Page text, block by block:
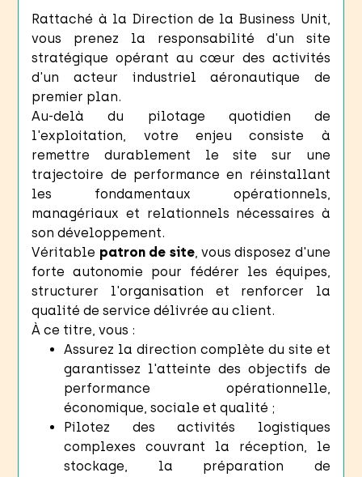
Rattaché à la Direction de la Business Unit,
vous prenez la responsabilité d'un site
stratégique opérant au cœur des activités
d'un acteur industriel aéronautique de
premier plan.
Au-delà du pilotage quotidien de
l'exploitation, votre enjeu consiste à
remettre durablement le site sur une
trajectoire de performance en réinstallant
les fondamentaux opérationnels,
managériaux et relationnels nécessaires à
son développement.
Véritable patron de site, vous disposez d'une
forte autonomie pour fédérer les équipes,
structurer l'organisation et renforcer la
qualité de service délivrée au client.
À ce titre, vous :
Assurez la direction complète du site et
garantissez l'atteinte des objectifs de
performance opérationnelle,
économique, sociale et qualité ;
Pilotez des activités logistiques
complexes couvrant la réception, le
stockage, la préparation de